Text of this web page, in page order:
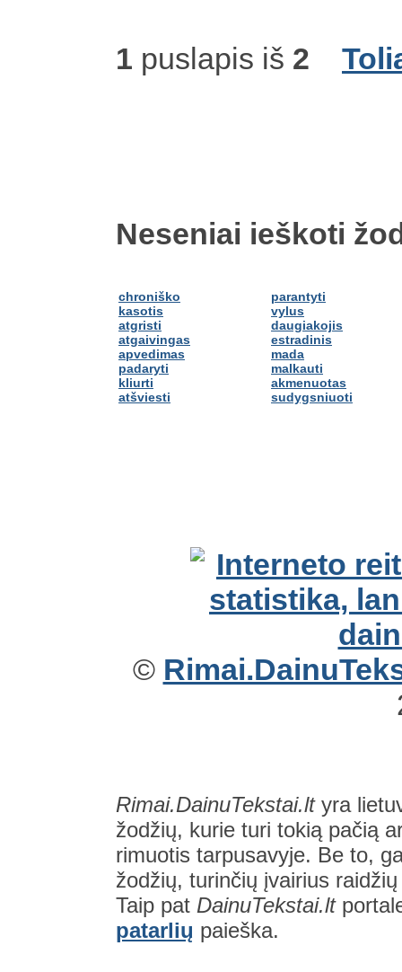
1 puslapis iš 2
Neseniai ieškoti
chroniško
kasotis
atgristi
atgaivingas
apvedimas
padaryti
kliurti
atšviesti
parantyti
vylus
daugiakojis
estradinis
mada
malkauti
akmenuotas
sudygsniuoti
©
Rimai.DainuTekstai.ltyra
žodžių, kurie turi tokią pačią
rimuotis tarpusavyje. Be to,
žodžių, turinčių įvairius
Taip pat DainuTekstai.lt
patarlių paieška.